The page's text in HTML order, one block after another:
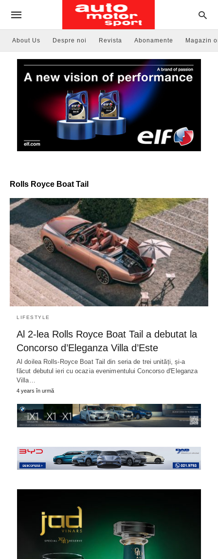
About Us Despre noi Revista Abonamente Magazin
Rolls Royce Boat Tail
LIFESTYLE
Al 2-lea Rolls Royce Boat Tail a debutat la
Concorso d’Eleganza Villa d’Este
Al doilea Rolls-Royce Boat Tail din seria de trei unități, și-a
făcut debutul ieri cu ocazia evenimentului Concorso d'Eleganza
Villa…
4 years în urmă